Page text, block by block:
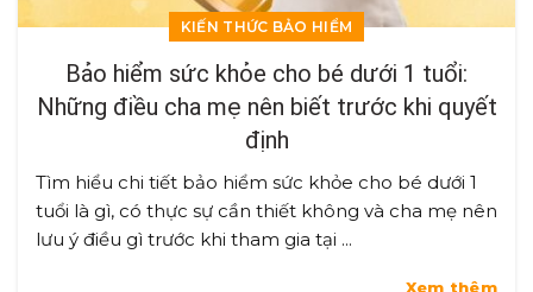
KIẾN THỨC BẢO HIỂM
Bảo hiểm sức khỏe cho bé dưới 1 tuổi:
Những điều cha mẹ nên biết trước khi quyết
định
Tìm hiểu chi tiết bảo hiểm sức khỏe cho bé dưới 1
tuổi là gì, có thực sự cần thiết không và cha mẹ nên
lưu ý điều gì trước khi tham gia tại ...
Xem thêm